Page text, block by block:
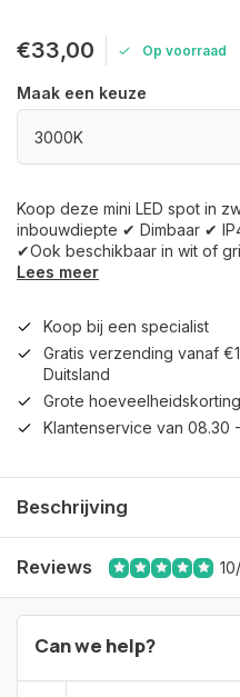
€33,00 Op voorraad
Maak een keuze
3000K
Koop deze mini LED spot in
inbouwdiepte ✔ Dimbaar ✔
✔Ook beschikbaar in wit of
Lees meer
Koop bij een specialist
Gratis verzending vanaf
Duitsland
Grote
Klantenservice van 08.30
Beschrijving
Reviews
Can we help?